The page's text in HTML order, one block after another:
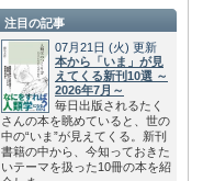
注目の記事
07月21日 (火) 更新
本から「いま」が見
えてくる新刊10選 ～
2026年7月～
毎日出版されるたく
さんの本を眺めていると、世の
中の“いま”が見えてくる。新刊
書籍の中から、今知っておきた
いテーマを扱った10冊の本を紹